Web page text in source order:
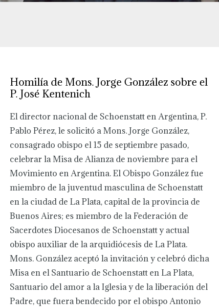
Homilía de Mons. Jorge González sobre el
P. José Kentenich
El director nacional de Schoenstatt en Argentina, P.
Pablo Pérez, le solicitó a Mons. Jorge González,
consagrado obispo el 15 de septiembre pasado,
celebrar la Misa de Alianza de noviembre para el
Movimiento en Argentina. El Obispo González fue
miembro de la juventud masculina de Schoenstatt
en la ciudad de La Plata, capital de la provincia de
Buenos Aires; es miembro de la Federación de
Sacerdotes Diocesanos de Schoenstatt y actual
obispo auxiliar de la arquidiócesis de La Plata.
Mons. González aceptó la invitación y celebró dicha
Misa en el Santuario de Schoenstatt en La Plata,
Santuario del amor a la Iglesia y de la liberación del
Padre, que fuera bendecido por el obispo Antonio